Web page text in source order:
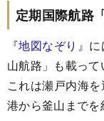
定期国際航路
『地図なぞり』
山航路」も載って
これは瀬戸内海
港から釜山までを